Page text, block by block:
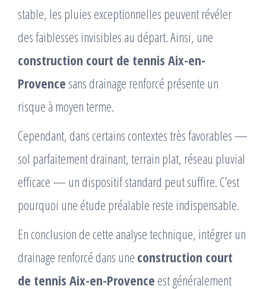
stable, les pluies exceptionnelles peuvent révéler
des faiblesses invisibles au départ. Ainsi, une
construction court de tennis Aix-en-
Provence sans drainage renforcé présente un
risque à moyen terme.
Cependant, dans certains contextes très favorables —
sol parfaitement drainant, terrain plat, réseau pluvial
efficace — un dispositif standard peut suffire. C’est
pourquoi une étude préalable reste indispensable.
En conclusion de cette analyse technique, intégrer un
drainage renforcé dans une construction court
de tennis Aix-en-Provence est généralement